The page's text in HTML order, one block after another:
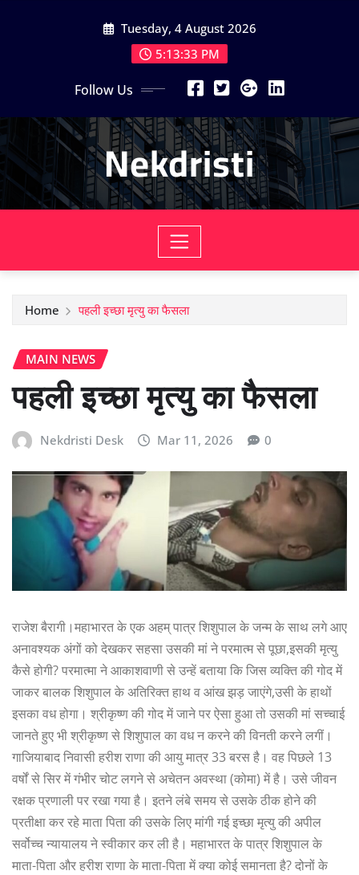
Tuesday, 4 August 2026
5:13:33 PM
Follow Us
Nekdristi
Home पहली इच्छा मृत्यु का फैसला
MAIN NEWS
पहली इच्छा मृत्यु का फैसला
Nekdristi Desk Mar 11, 2026 0
राजेश बैरागी।महाभारत के एक अहम् पात्र शिशुपाल के जन्म के साथ लगे आए
अनावश्यक अंगों को देखकर सहसा उसकी मां ने परमात्म से पूछा,इसकी मृत्यु
कैसे होगी? परमात्मा ने आकाशवाणी से उन्हें बताया कि जिस व्यक्ति की गोद में
जाकर बालक शिशुपाल के अतिरिक्त हाथ व आंख झड़ जाएंगे,उसी के हाथों
इसका वध होगा। श्रीकृष्ण की गोद में जाने पर ऐसा हुआ तो उसकी मां सच्चाई
जानते हुए भी श्रीकृष्ण से शिशुपाल का वध न करने की विनती करने लगीं।
गाजियाबाद निवासी हरीश राणा की आयु मात्र 33 बरस है। वह पिछले 13
वर्षों से सिर में गंभीर चोट लगने से अचेतन अवस्था (कोमा) में है। उसे जीवन
रक्षक प्रणाली पर रखा गया है। इतने लंबे समय से उसके ठीक होने की
प्रतीक्षा कर रहे माता पिता की उसके लिए मांगी गई इच्छा मृत्यु की अपील
सर्वोच्च न्यायालय ने स्वीकार कर ली है। महाभारत के पात्र शिशुपाल के
माता-पिता और हरीश राणा के माता-पिता में क्या कोई समानता है? दोनों के